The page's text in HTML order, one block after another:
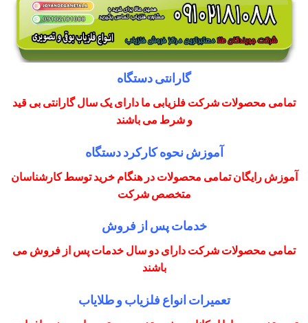
گارانتی دستگاه
تمامی محصولات شرکت فلزیابی ما دارای یک سال گارانتی بی قید
و شرط می باشند
آموزش نحوه کارکرد دستگاه
آموزش رایگان تمامی محصولات در هنگام خرید توسط کارشناسان
متخصص شرکت
خدمات پس از فروش
تمامی محصولات شرکت دارای دو سال خدمات پس از فروش می
باشند
تعمیرات انواع فلزیاب و طلایاب